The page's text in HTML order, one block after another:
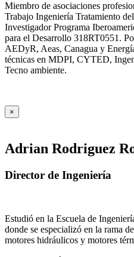
Miembro de asociaciones
Trabajo Ingeniería Tratamiento
Investigador Programa
para el Desarrollo 318RT0551.
AEDyR, Aeas, Canagua y
técnicas en MDPI, CYTED,
Tecno ambiente.
×
Adrian Rodriguez
Director de Ingeniería
Estudió en la Escuela de
donde se especializó en la rama
motores hidráulicos y motores